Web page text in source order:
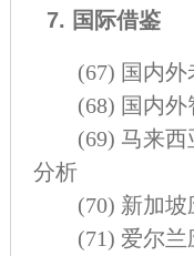
7. 国际借鉴
(67) 国内
(68) 国内
(69) 马来西
分析
(70) 新加坡
(71) 爱尔兰